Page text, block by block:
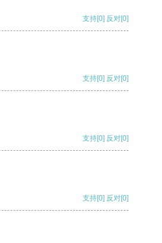
支持[0] 反对[0]
支持[0] 反对[0]
支持[0] 反对[0]
支持[0] 反对[0]